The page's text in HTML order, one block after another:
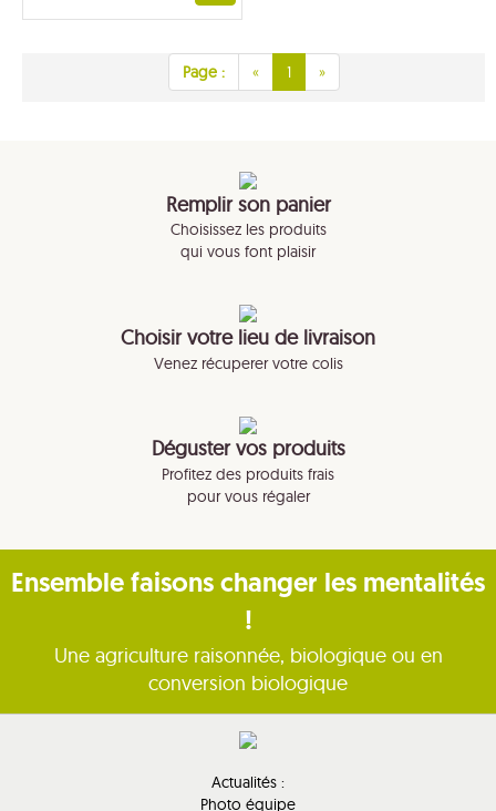
Page : « 1 »
Remplir son panier
Choisissez les produits
qui vous font plaisir
Choisir votre lieu de livraison
Venez récuperer votre colis
Déguster vos produits
Profitez des produits frais
pour vous régaler
Ensemble faisons changer les mentalités
!
Une agriculture raisonnée, biologique ou en
conversion biologique
Actualités :
Photo équipe